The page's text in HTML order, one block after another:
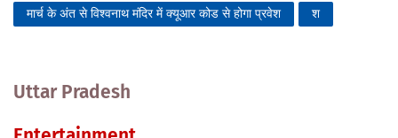
मार्च के अंत से विश्वनाथ मंदिर में क्यूआर कोड से होगा प्रवेश
श
Uttar Pradesh